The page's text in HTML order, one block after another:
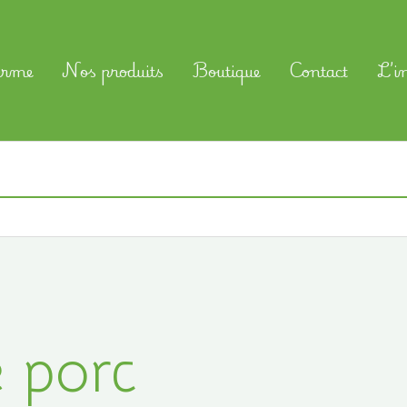
Nos produits Boutique Contact
porc